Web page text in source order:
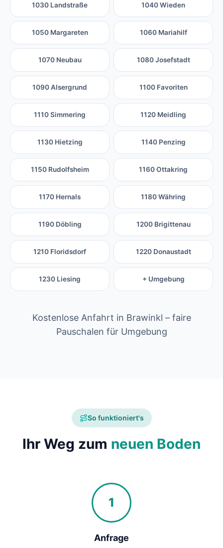
1030 Landstraße 1040 Wieden
1050 Margareten 1060 Mariahilf
1070 Neubau 1080 Josefstadt
1090 Alsergrund 1100 Favoriten
1110 Simmering 1120 Meidling
1130 Hietzing 1140 Penzing
1150 Rudolfsheim 1160 Ottakring
1170 Hernals 1180 Währing
1190 Döbling 1200 Brigittenau
1210 Floridsdorf 1220 Donaustadt
1230 Liesing + Umgebung
Kostenlose Anfahrt in Brawinkl – faire
Pauschalen für Umgebung
So funktioniert's
Ihr Weg zum neuen Boden
1
Anfrage